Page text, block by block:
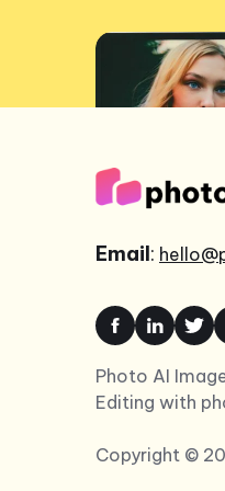
Email:
Photo AI
Editing with
Copyright ©